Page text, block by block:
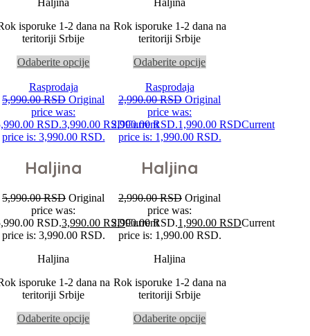
Haljina
isporuke 1-2 dana na
teritoriji Srbije
Odaberite opcije
Haljina
Rok isporuke 1-2 dana na
teritoriji Srbije
Odaberite opcije
Rasprodaja
5,990.00RSD Original
price was:
RSD.3,990.00 RSDCurrent
price is: 3,990.00 RSD.
Haljina
5,990.00RSD Original
price was:
RSD.3,990.00 RSDCurrent
price is: 3,990.00 RSD.
Haljina
isporuke 1-2 dana na
teritoriji Srbije
Odaberite opcije
Rasprodaja
2,990.00RSD Original
price was:
2,990.00 RSD.1,990.00 RSDCurrent
price is: 1,990.00 RSD.
Haljina
2,990.00RSD Original
price was:
2,990.00 RSD.1,990.00 RSDCurrent
price is: 1,990.00 RSD.
Haljina
Rok isporuke 1-2 dana na
teritoriji Srbije
Odaberite opcije